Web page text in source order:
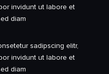
invidunt ut labore et
diam
sadipscing elitr,
invidunt ut labore et
diam